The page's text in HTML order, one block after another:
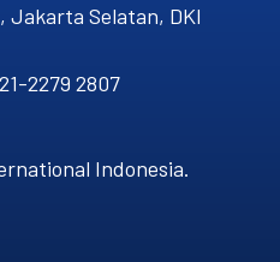
Jakarta Selatan, DKI
2279 2807
Indonesia.